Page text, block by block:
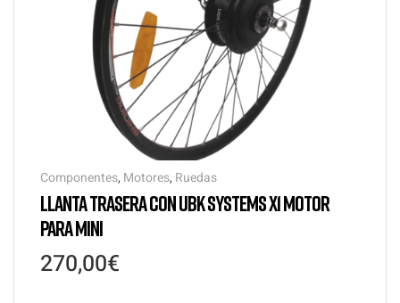
Componentes, Motores, Ruedas
LLANTA TRASERA CON UBK SYSTEMS X1 MOTOR
PARA MINI
270,00€